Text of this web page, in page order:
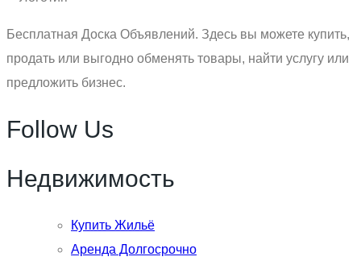
Бесплатная Доска Объявлений. Здесь вы можете купить,
продать или выгодно обменять товары, найти услугу или
предложить бизнес.
Follow Us
Недвижимость
Купить Жильё
Аренда Долгосрочно